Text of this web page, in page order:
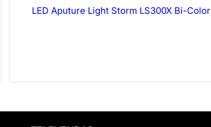
LED Aputure Light Storm LS300X Bi-Color